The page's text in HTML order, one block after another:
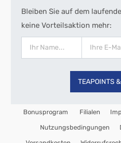
Bleiben Sie auf dem
keine Vorteilsaktion mehr:
TEAPOINTS
Bonusprogram Filialen
Nutzungsbedingungen